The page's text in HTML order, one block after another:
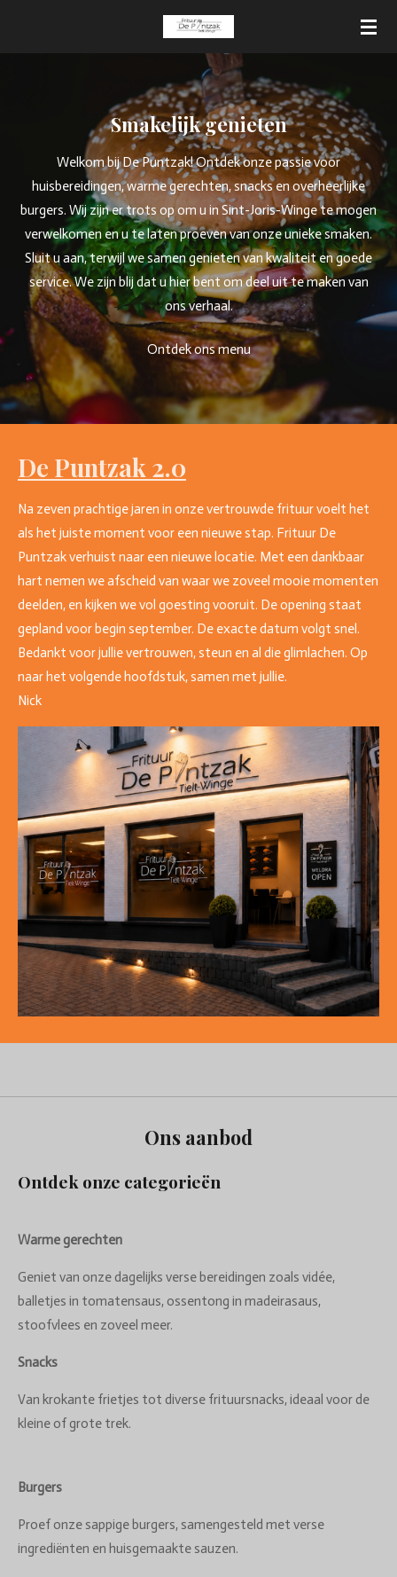
Smakelijk genieten
Welkom bij De Puntzak! Ontdek onze passie voor
huisbereidingen, warme gerechten, snacks en overheerlijke
burgers. Wij zijn er trots op om u in Sint-Joris-Winge te mogen
verwelkomen en u te laten proeven van onze unieke smaken.
Sluit u aan, terwijl we samen genieten van kwaliteit en goede
service. We zijn blij dat u hier bent om deel uit te maken van
ons verhaal.
Ontdek ons menu
De Puntzak 2.0
Na zeven prachtige jaren in onze vertrouwde frituur voelt het
als het juiste moment voor een nieuwe stap. Frituur De
Puntzak verhuist naar een nieuwe locatie. Met een dankbaar
hart nemen we afscheid van waar we zoveel mooie momenten
deelden, en kijken we vol goesting vooruit. De opening staat
gepland voor begin september. De exacte datum volgt snel.
Bedankt voor jullie vertrouwen, steun en al die glimlachen. Op
naar het volgende hoofdstuk, samen met jullie.
Nick
Ons aanbod
Ontdek onze categorieën
Warme gerechten
Geniet van onze dagelijks verse bereidingen zoals vidée,
balletjes in tomatensaus, ossentong in madeirasaus,
stoofvlees en zoveel meer.
Snacks
Van krokante frietjes tot diverse frituursnacks, ideaal voor de
kleine of grote trek.
Burgers
Proef onze sappige burgers, samengesteld met verse
ingrediënten en huisgemaakte sauzen.